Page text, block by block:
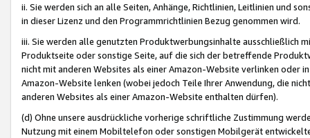
ii. Sie werden sich an alle Seiten, Anhänge, Richtlinien, Leitlinien und
in dieser Lizenz und den Programmrichtlinien Bezug genommen wird.
iii. Sie werden alle genutzten Produktwerbungsinhalte ausschließlich
Produktseite oder sonstige Seite, auf die sich der betreffende
nicht mit anderen Websites als einer Amazon-Website verlinken oder
Amazon-Website lenken (wobei jedoch Teile Ihrer Anwendung, die
anderen Websites als einer Amazon-Website enthalten dürfen).
(d) Ohne unsere ausdrückliche vorherige schriftliche Zustimmung
Nutzung mit einem Mobiltelefon oder sonstigen Mobilgerät